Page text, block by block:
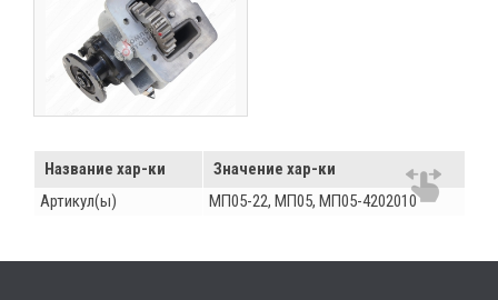
Название хар-ки
Значение хар-ки
Артикул(ы)
МП05-22, МП05, МП05-4202010